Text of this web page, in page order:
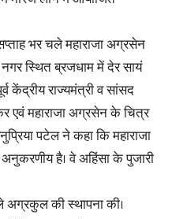
भर चले महाराजा अग्रसेन
स्थित ब्रजधाम में देर सायं
केंद्रीय राज्यमंत्री व सांसद
एवं महाराजा अग्रसेन के चित्र
पटेल ने कहा कि महाराजा
है। वे अहिंसा के पुजारी
की स्थापना की।